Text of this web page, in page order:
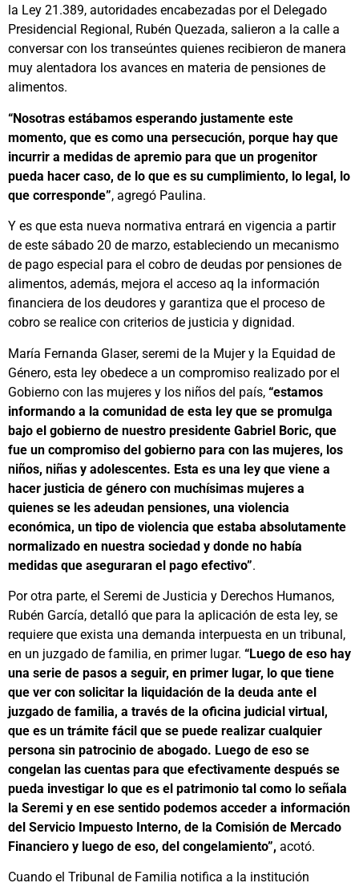
la Ley 21.389, autoridades encabezadas por el Delegado
Presidencial Regional, Rubén Quezada, salieron a la calle a
conversar con los transeúntes quienes recibieron de manera
muy alentadora los avances en materia de pensiones de
alimentos.
“Nosotras estábamos esperando justamente este
momento, que es como una persecución, porque hay que
incurrir a medidas de apremio para que un progenitor
pueda hacer caso, de lo que es su cumplimiento, lo legal, lo
que corresponde”, agregó Paulina.
Y es que esta nueva normativa entrará en vigencia a partir
de este sábado 20 de marzo, estableciendo un mecanismo
de pago especial para el cobro de deudas por pensiones de
alimentos, además, mejora el acceso aq la información
financiera de los deudores y garantiza que el proceso de
cobro se realice con criterios de justicia y dignidad.
María Fernanda Glaser, seremi de la Mujer y la Equidad de
Género, esta ley obedece a un compromiso realizado por el
Gobierno con las mujeres y los niños del país, “estamos
informando a la comunidad de esta ley que se promulga
bajo el gobierno de nuestro presidente Gabriel Boric, que
fue un compromiso del gobierno para con las mujeres, los
niños, niñas y adolescentes. Esta es una ley que viene a
hacer justicia de género con muchísimas mujeres a
quienes se les adeudan pensiones, una violencia
económica, un tipo de violencia que estaba absolutamente
normalizado en nuestra sociedad y donde no había
medidas que aseguraran el pago efectivo”.
Por otra parte, el Seremi de Justicia y Derechos Humanos,
Rubén García, detalló que para la aplicación de esta ley, se
requiere que exista una demanda interpuesta en un tribunal,
en un juzgado de familia, en primer lugar. “Luego de eso hay
una serie de pasos a seguir, en primer lugar, lo que tiene
que ver con solicitar la liquidación de la deuda ante el
juzgado de familia, a través de la oficina judicial virtual,
que es un trámite fácil que se puede realizar cualquier
persona sin patrocinio de abogado. Luego de eso se
congelan las cuentas para que efectivamente después se
pueda investigar lo que es el patrimonio tal como lo señala
la Seremi y en ese sentido podemos acceder a información
del Servicio Impuesto Interno, de la Comisión de Mercado
Financiero y luego de eso, del congelamiento”, acotó.
Cuando el Tribunal de Familia notifica a la institución